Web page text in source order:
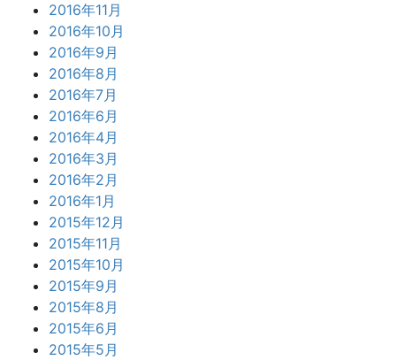
2016年11月
2016年10月
2016年9月
2016年8月
2016年7月
2016年6月
2016年4月
2016年3月
2016年2月
2016年1月
2015年12月
2015年11月
2015年10月
2015年9月
2015年8月
2015年6月
2015年5月